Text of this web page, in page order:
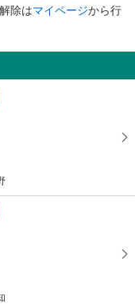
除はマイページから行